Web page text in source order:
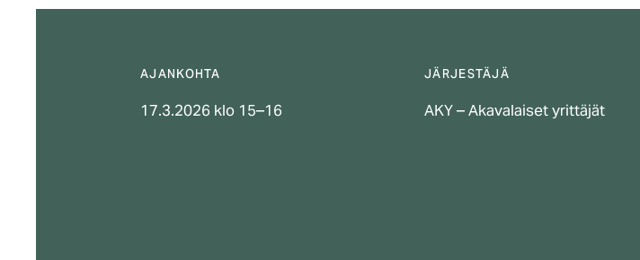
AJANKOHTA
17.3.2026 klo 15–16
JÄRJESTÄJÄ
AKY – Akavalaiset yrittäjät